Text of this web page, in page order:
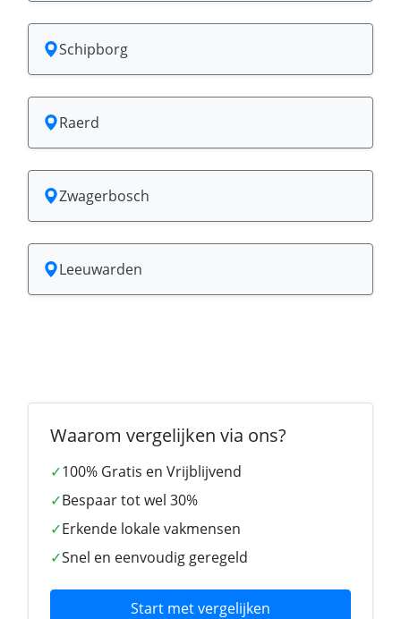
Schipborg
Raerd
Zwagerbosch
Leeuwarden
Waarom vergelijken via ons?
✓100% Gratis en Vrijblijvend
✓Bespaar tot wel 30%
✓Erkende lokale vakmensen
✓Snel en eenvoudig geregeld
Start met vergelijken